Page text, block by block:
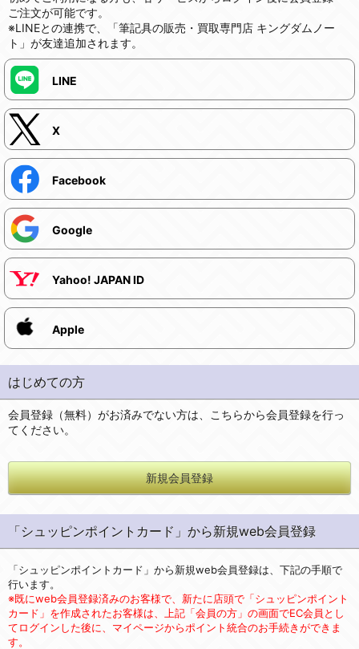
ご注文が可能です。
※LINEとの連携で、「筆記具の販売・買取専門店 キングダムノー
ト」が友達追加されます。
LINE
X
Facebook
Google
Yahoo! JAPAN ID
Apple
はじめての方
会員登録（無料）がお済みでない方は、こちらから会員登録を行っ
てください。
新規会員登録
「シュッピンポイントカード」から新規web会員登録
「シュッピンポイントカード」から新規web会員登録は、下記の手順で
行います。
※既にweb会員登録済みのお客様で、新たに店頭で「シュッピンポイント
カード」を作成されたお客様は、上記「会員の方」の画面でEC会員とし
てログインした後に、マイページからポイント統合のお手続きができま
す。